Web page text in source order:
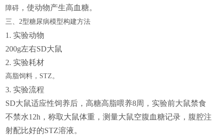
障碍 ，使动物产生高血糖。
三、 2型糖尿病模型构建方法
1. 实验动物
200g左右SD大鼠
2. 实验耗材
高脂饲料， STZ。
3. 实验流程
SD大鼠适应性饲养后，高糖高脂喂养8周，实验前大鼠禁食
不禁水12h，称取大鼠体重，测量大鼠空腹血糖记录，腹腔注
射配比好的STZ溶液。